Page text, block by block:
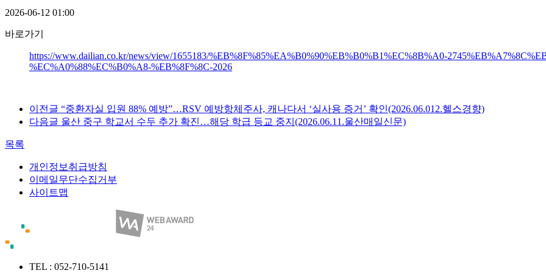
2026-06-12 01:00
바로가기
https://www.dailian.co.kr/news/view/1655183/%EB%8F%85%EA%B0%90%EB%B0%B1%EC%8B%A0-
%EC%A0%88%EC%B0%A8-%EB%8F%8C-2026
이전글 “중환자실 입원 88% 예방”…RSV 예방항체주사, 캐나다서 ‘실사용 증거’ 확인(2026.06.012.헬스경향)
다음글 울산 중구 학교서 수두 추가 확진…해당 학급 등교 중지(2026.06.11.울산매일신문)
목록
개인정보취급방침
이메일무단수집거부
사이트맵
TEL : 052-710-5141